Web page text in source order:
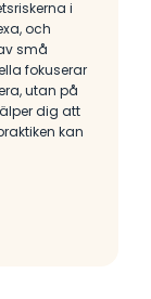
i
och
små
fokuserar
utan på
dig att
kan